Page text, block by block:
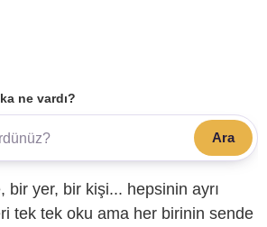
ne vardı?
Ara
bir yer, bir kişi... hepsinin ayrı
tek tek oku ama her birinin sende